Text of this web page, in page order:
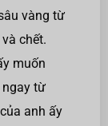
vàng từ
chết.
muốn
ngay từ
anh ấy